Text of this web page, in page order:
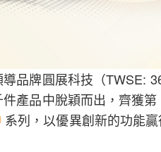
品牌圓展科技（TWSE:
產品中脫穎而出，齊獲
系列，以優異創新的功能